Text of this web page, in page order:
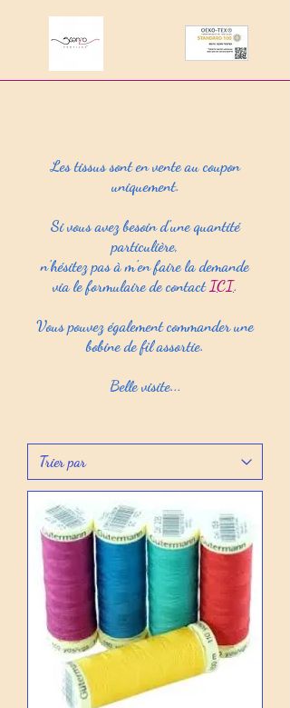
Les tissus sont en vente au coupon
uniquement.
Si vous avez besoin d'une quantité
particulière,
n'hésitez pas à m'en faire la demande
via le formulaire de contactICI.
Vous pouvez également commander une
bobine de fil assortie.
Belle visite...